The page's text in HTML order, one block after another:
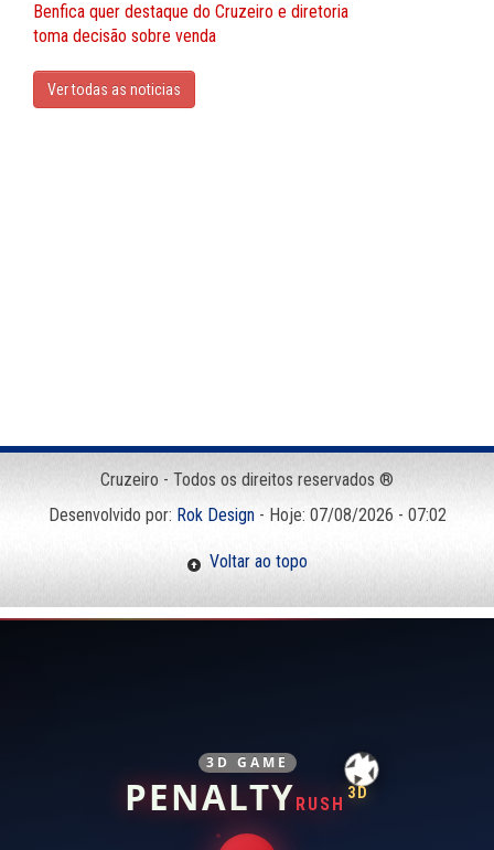
Benfica quer destaque do Cruzeiro e diretoria
toma decisão sobre venda
Ver todas as noticias
Cruzeiro - Todos os direitos reservados ®
Desenvolvido por: Rok Design- Hoje: 07/08/2026 - 07:02
Voltar ao topo
3D GAME
PENALTYRUSH
3D